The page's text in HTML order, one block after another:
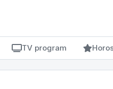
TV program